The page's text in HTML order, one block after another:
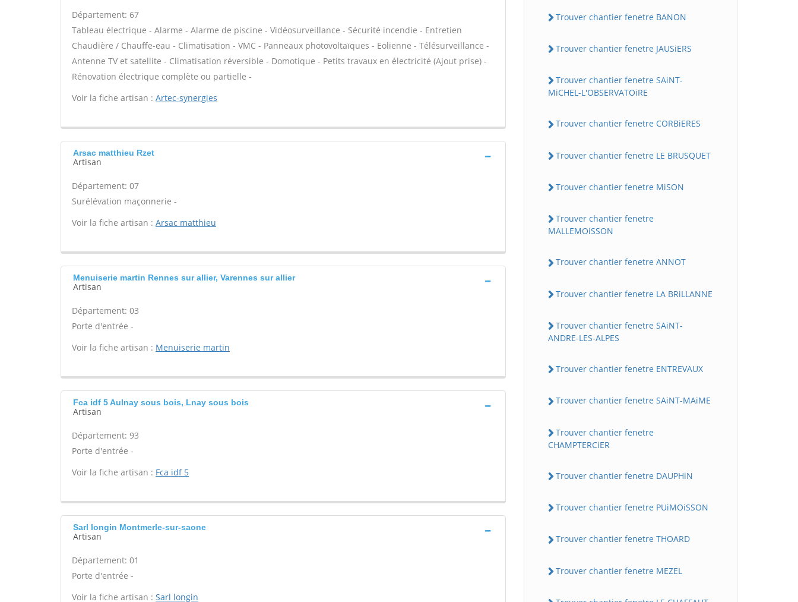
Département: 67
Tableau électrique - Alarme - Alarme de piscine - Vidéosurveillance - Sécurité incendie - Entretien
Chaudière / Chauffe-eau - Climatisation - VMC - Panneaux photovoltaïques - Eolienne - Télésurveillance -
Antenne TV et satellite - Climatisation réversible - Domotique - Petits travaux en électricité (Ajout prise) -
Rénovation électrique complète ou partielle -
Voir la fiche artisan : Artec-synergies
Arsac matthieu Rzet
Artisan
Département: 07
Surélévation maçonnerie -
Voir la fiche artisan : Arsac matthieu
Menuiserie martin Rennes sur allier, Varennes sur allier
Artisan
Département: 03
Porte d'entrée -
Voir la fiche artisan : Menuiserie martin
Fca idf 5 Aulnay sous bois, Lnay sous bois
Artisan
Département: 93
Porte d'entrée -
Voir la fiche artisan : Fca idf 5
Sarl longin Montmerle-sur-saone
Artisan
Département: 01
Porte d'entrée -
Voir la fiche artisan : Sarl longin
Trouver chantier fenetre BANON
Trouver chantier fenetre JAUSiERS
Trouver chantier fenetre SAiNT-
MiCHEL-L'OBSERVATOiRE
Trouver chantier fenetre CORBiERES
Trouver chantier fenetre LE BRUSQUET
Trouver chantier fenetre MiSON
Trouver chantier fenetre
MALLEMOiSSON
Trouver chantier fenetre ANNOT
Trouver chantier fenetre LA BRiLLANNE
Trouver chantier fenetre SAiNT-
ANDRE-LES-ALPES
Trouver chantier fenetre ENTREVAUX
Trouver chantier fenetre SAiNT-MAiME
Trouver chantier fenetre
CHAMPTERCiER
Trouver chantier fenetre DAUPHiN
Trouver chantier fenetre PUiMOiSSON
Trouver chantier fenetre THOARD
Trouver chantier fenetre MEZEL